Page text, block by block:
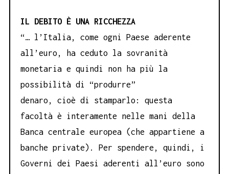
IL DEBITO È UNA RICCHEZZA
“… l’Italia, come ogni Paese aderente
all’euro, ha ceduto la sovranità
monetaria e quindi non ha più la
possibilità di “produrre”
denaro, cioè di stamparlo: questa
facoltà è interamente nelle mani della
Banca centrale europea (che appartiene a
banche private). Per spendere, quindi, i
Governi dei Paesi aderenti all’euro sono